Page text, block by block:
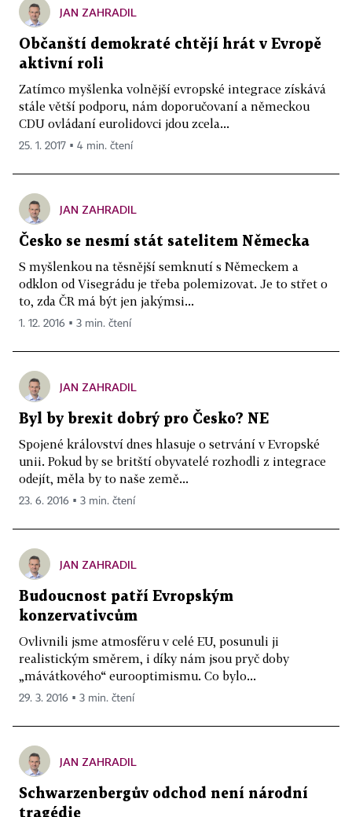
JAN ZAHRADIL
Občanští demokraté chtějí hrát v Evropě
aktivní roli
Zatímco myšlenka volnější evropské integrace získává
stále větší podporu, nám doporučovaní a německou
CDU ovládaní eurolidovci jdou zcela...
25. 1. 2017 ▪ 4 min. čtení
JAN ZAHRADIL
Česko se nesmí stát satelitem Německa
S myšlenkou na těsnější semknutí s Německem a
odklon od Visegrádu je třeba polemizovat. Je to střet o
to, zda ČR má být jen jakýmsi...
1. 12. 2016 ▪ 3 min. čtení
JAN ZAHRADIL
Byl by brexit dobrý pro Česko? NE
Spojené království dnes hlasuje o setrvání v Evropské
unii. Pokud by se britští obyvatelé rozhodli z integrace
odejít, měla by to naše země...
23. 6. 2016 ▪ 3 min. čtení
JAN ZAHRADIL
Budoucnost patří Evropským
konzervativcům
Ovlivnili jsme atmosféru v celé EU, posunuli ji
realistickým směrem, i díky nám jsou pryč doby
„mávátkového“ eurooptimismu. Co bylo...
29. 3. 2016 ▪ 3 min. čtení
JAN ZAHRADIL
Schwarzenbergův odchod není národní
tragédie